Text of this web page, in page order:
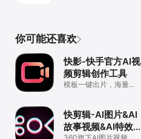
你可能还喜欢
快影-快手官方AI视
频剪辑创作工具
模板一键出片，海量滤
快剪辑-AI图片&AI
故事视频&AI特效&